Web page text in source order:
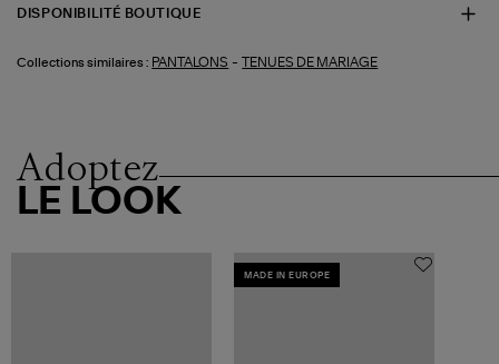
DISPONIBILITÉ BOUTIQUE
Collections similaires : PANTALONS -TENUES DE MARIAGE
Adoptez
LE LOOK
MADE IN EUROPE